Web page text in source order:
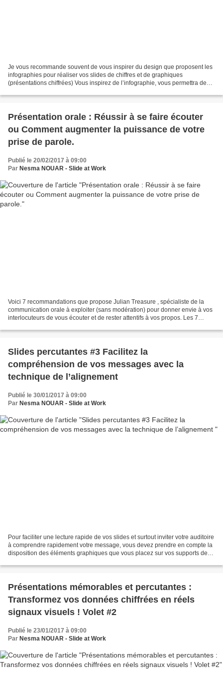
Je vous recommande souvent de vous inspirer du design que proposent les
infographies pour réaliser vos slides de chiffres et de graphiques
(présentations chiffrées) Vous inspirez de l’infographie, vous permettra de
Présentation orale : Réussir à se faire écouter
ou Comment augmenter la puissance de votre
prise de parole.
Publié le 20/02/2017 à 09:00
Par Nesma NOUAR - Slide at Work
Voici 7 recommandations que propose Julian Treasure , spécialiste de la
communication orale à exploiter (sans modération) pour donner envie à vos
interlocuteurs de vous écouter et de rester attentifs à vos propos. Les 7
Slides percutantes #3 Facilitez la
compréhension de vos messages avec la
technique de l’alignement
Publié le 30/01/2017 à 09:00
Par Nesma NOUAR - Slide at Work
Pour faciliter une lecture rapide de vos slides et surtout inviter votre auditoire
à comprendre rapidement votre message, vous devez prendre en compte la
disposition des éléments graphiques que vous placez sur vos supports de
Présentations mémorables et percutantes :
Transformez vos données chiffrées en réels
signaux visuels ! Volet #2
Publié le 23/01/2017 à 09:00
Par Nesma NOUAR - Slide at Work